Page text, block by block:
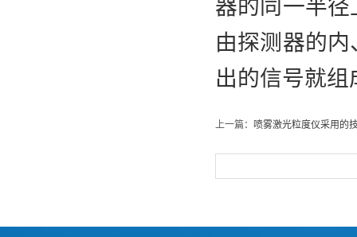
器的同一半
由探测器的
出的信号就
上一篇： 喷雾激光粒度仪采用的